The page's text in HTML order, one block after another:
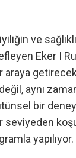
ve
Eker I
aynı
bir
seviyeden
yapılıyor.